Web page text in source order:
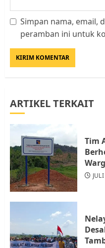
Simpan nama, email,
peramban ini untuk
ARTIKEL TERKAIT
Tim
4
5